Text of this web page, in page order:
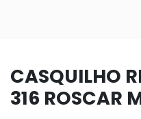
CASQUILHO
316 ROSCAR